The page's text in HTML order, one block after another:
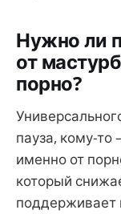
Нужно ли
от
порно?
пауза, кому-то
именно от
который
поддерживает